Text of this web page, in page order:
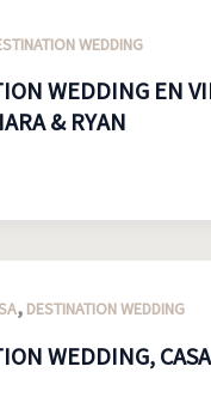
WEDDING
WEDDING EN
& RYAN
, DESTINATION WEDDING
WEDDING,